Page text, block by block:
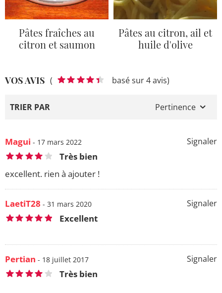
Pâtes fraîches au
citron et saumon
Pâtes au citron, ail et
huile d'olive
VOS AVIS ( basé sur 4 avis)
TRIER PAR Pertinence
Signaler
Magui - 17 mars 2022
Très bien
excellent. rien à ajouter !
Signaler
LaetiT28 - 31 mars 2020
Excellent
Signaler
Pertian - 18 juillet 2017
Très bien